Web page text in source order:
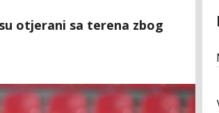
otjerani sa terena zbog